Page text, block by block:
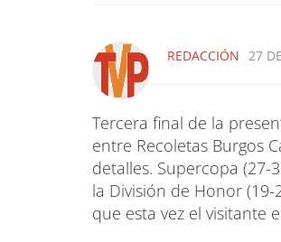
REDACCIÓN 27
Tercera final de la
entre Recoletas Burgos
detalles. Supercopa (27-
la División de Honor
que esta vez el visitante